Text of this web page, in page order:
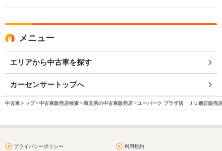
メニュー
エリアから中古車を探す
カーセンサートップへ
中古車トップ 中古車販売店検索 埼玉県の中古車販売店 ユーパーク プラザ店 ＪＵ適正販売
プライバシーポリシー 利用規約